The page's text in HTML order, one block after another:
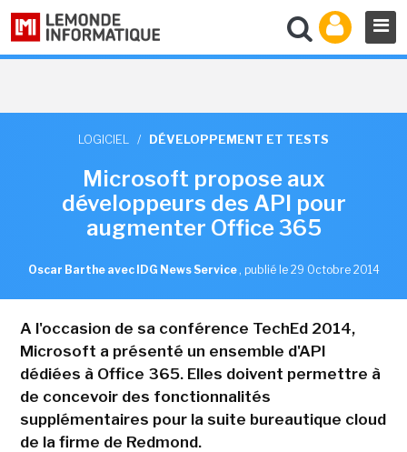
LOGICIEL / DÉVELOPPEMENT ET TESTS
Microsoft propose aux
développeurs des API pour
augmenter Office 365
Oscar Barthe avec IDG News Service , publié le 29 Octobre 2014
A l'occasion de sa conférence TechEd 2014,
Microsoft a présenté un ensemble d'API
dédiées à Office 365. Elles doivent permettre à
de concevoir des fonctionnalités
supplémentaires pour la suite bureautique cloud
de la firme de Redmond.